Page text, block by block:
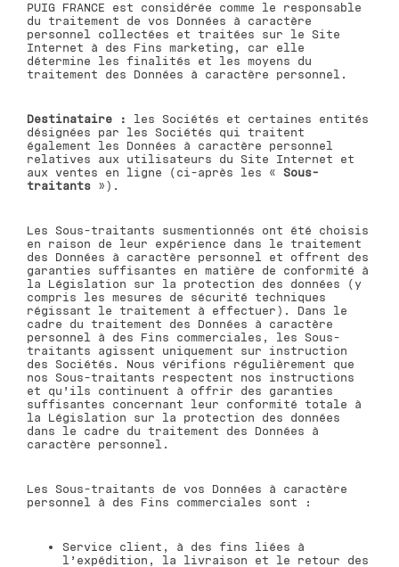
PUIG FRANCE est considérée comme le responsable
du traitement de vos Données à caractère
personnel collectées et traitées sur le Site
Internet à des Fins marketing, car elle
détermine les finalités et les moyens du
traitement des Données à caractère personnel.
Destinataire :
les Sociétés et certaines entités
désignées par les Sociétés qui traitent
également les Données à caractère personnel
relatives aux utilisateurs du Site Internet et
aux ventes en ligne (ci-après les « Sous-
traitants »).
Les Sous-traitants susmentionnés ont été choisis
en raison de leur expérience dans le traitement
des Données à caractère personnel et offrent des
garanties suffisantes en matière de conformité à
la Législation sur la protection des données (y
compris les mesures de sécurité techniques
régissant le traitement à effectuer). Dans le
cadre du traitement des Données à caractère
personnel à des Fins commerciales, les Sous-
traitants agissent uniquement sur instruction
des Sociétés. Nous vérifions régulièrement que
nos Sous-traitants respectent nos instructions
et qu’ils continuent à offrir des garanties
suffisantes concernant leur conformité totale à
la Législation sur la protection des données
dans le cadre du traitement des Données à
caractère personnel.
Les Sous-traitants de vos Données à caractère
personnel à des Fins commerciales sont :
Service client, à des fins liées à
l’expédition, la livraison et le retour des